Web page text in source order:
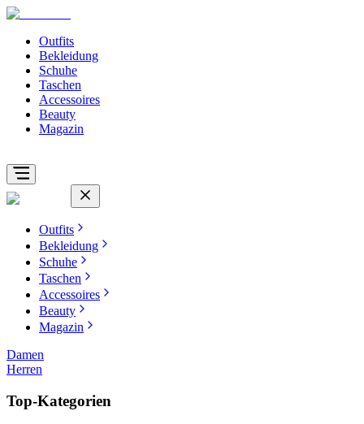
Outfits
Bekleidung
Schuhe
Taschen
Accessoires
Beauty
Magazin
Outfits
Bekleidung
Schuhe
Taschen
Accessoires
Beauty
Magazin
Damen
Herren
Top-Kategorien